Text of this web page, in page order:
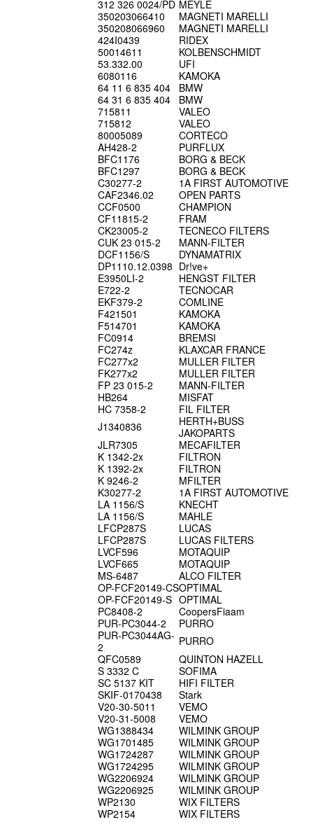
312 326 0024/PD MEYLE
350203066410
MAGNETI MARELLI
350208066960
MAGNETI MARELLI
424I0439
RIDEX
50014611
KOLBENSCHMIDT
53.332.00
UFI
6080116
KAMOKA
64 11 6 835 404
BMW
64 31 6 835 404
BMW
715811
VALEO
715812
VALEO
80005089
CORTECO
AH428-2
PURFLUX
BFC1176
BORG & BECK
BFC1297
BORG & BECK
C30277-2
1A FIRST AUTOMOTIVE
CAF2346.02
OPEN PARTS
CCF0500
CHAMPION
CF11815-2
FRAM
CK23005-2
TECNECO FILTERS
CUK 23 015-2
MANN-FILTER
DCF1156/S
DYNAMATRIX
DP1110.12.0398 Dr!ve+
E3950LI-2
HENGST FILTER
E722-2
TECNOCAR
EKF379-2
COMLINE
F421501
KAMOKA
F514701
KAMOKA
FC0914
BREMSI
FC274z
KLAXCAR FRANCE
FC277x2
MULLER FILTER
FK277x2
MULLER FILTER
FP 23 015-2
MANN-FILTER
HB264
MISFAT
HC 7358-2
FIL FILTER
J1340836
HERTH+BUSS
JAKOPARTS
JLR7305
MECAFILTER
K 1342-2x
FILTRON
K 1392-2x
FILTRON
K 9246-2
MFILTER
K30277-2
1A FIRST AUTOMOTIVE
LA 1156/S
KNECHT
LA 1156/S
MAHLE
LFCP287S
LUCAS
LFCP287S
LUCAS FILTERS
LVCF596
MOTAQUIP
LVCF665
MOTAQUIP
MS-6487
ALCO FILTER
OP-FCF20149-CSOPTIMAL
OP-FCF20149-S OPTIMAL
PC8408-2
CoopersFiaam
PUR-PC3044-2
PURRO
PUR-PC3044AG-
2
PURRO
QFC0589
QUINTON HAZELL
S 3332 C
SOFIMA
SC 5137 KIT
HIFI FILTER
SKIF-0170438
Stark
V20-30-5011
VEMO
V20-31-5008
VEMO
WG1388434
WILMINK GROUP
WG1701485
WILMINK GROUP
WG1724287
WILMINK GROUP
WG1724295
WILMINK GROUP
WG2206924
WILMINK GROUP
WG2206925
WILMINK GROUP
WP2130
WIX FILTERS
WP2154
WIX FILTERS